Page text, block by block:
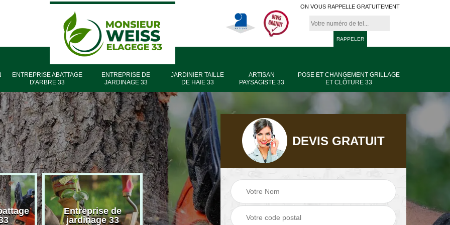
ON VOUS RAPPELLE GRATUITEMENT
ENTREPRISE ABATTAGE
D'ARBRE 33
ENTREPRISE DE
JARDINAGE 33
JARDINIER TAILLE
DE HAIE 33
ARTISAN
PAYSAGISTE 33
POSE ET CHANGEMENT GRILLAGE
ET CLÔTURE 33
Entreprise de
jardinage 33
Entreprise élagage
33
haie 33
Artisan paysagiste
DEVIS GRATUIT